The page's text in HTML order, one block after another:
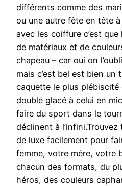
différents comme des
ou une autre fête en tête
avec les coiffure c’est que
de matériaux et de
chapeau – car oui on
mais c’est bel est bien un
caquette le plus plébiscité
doublé glacé à celui en
faire du sport dans le
déclinent à
de luxe facilement pour
femme, votre mère, votre
chacun des formats, du
héros, des couleurs